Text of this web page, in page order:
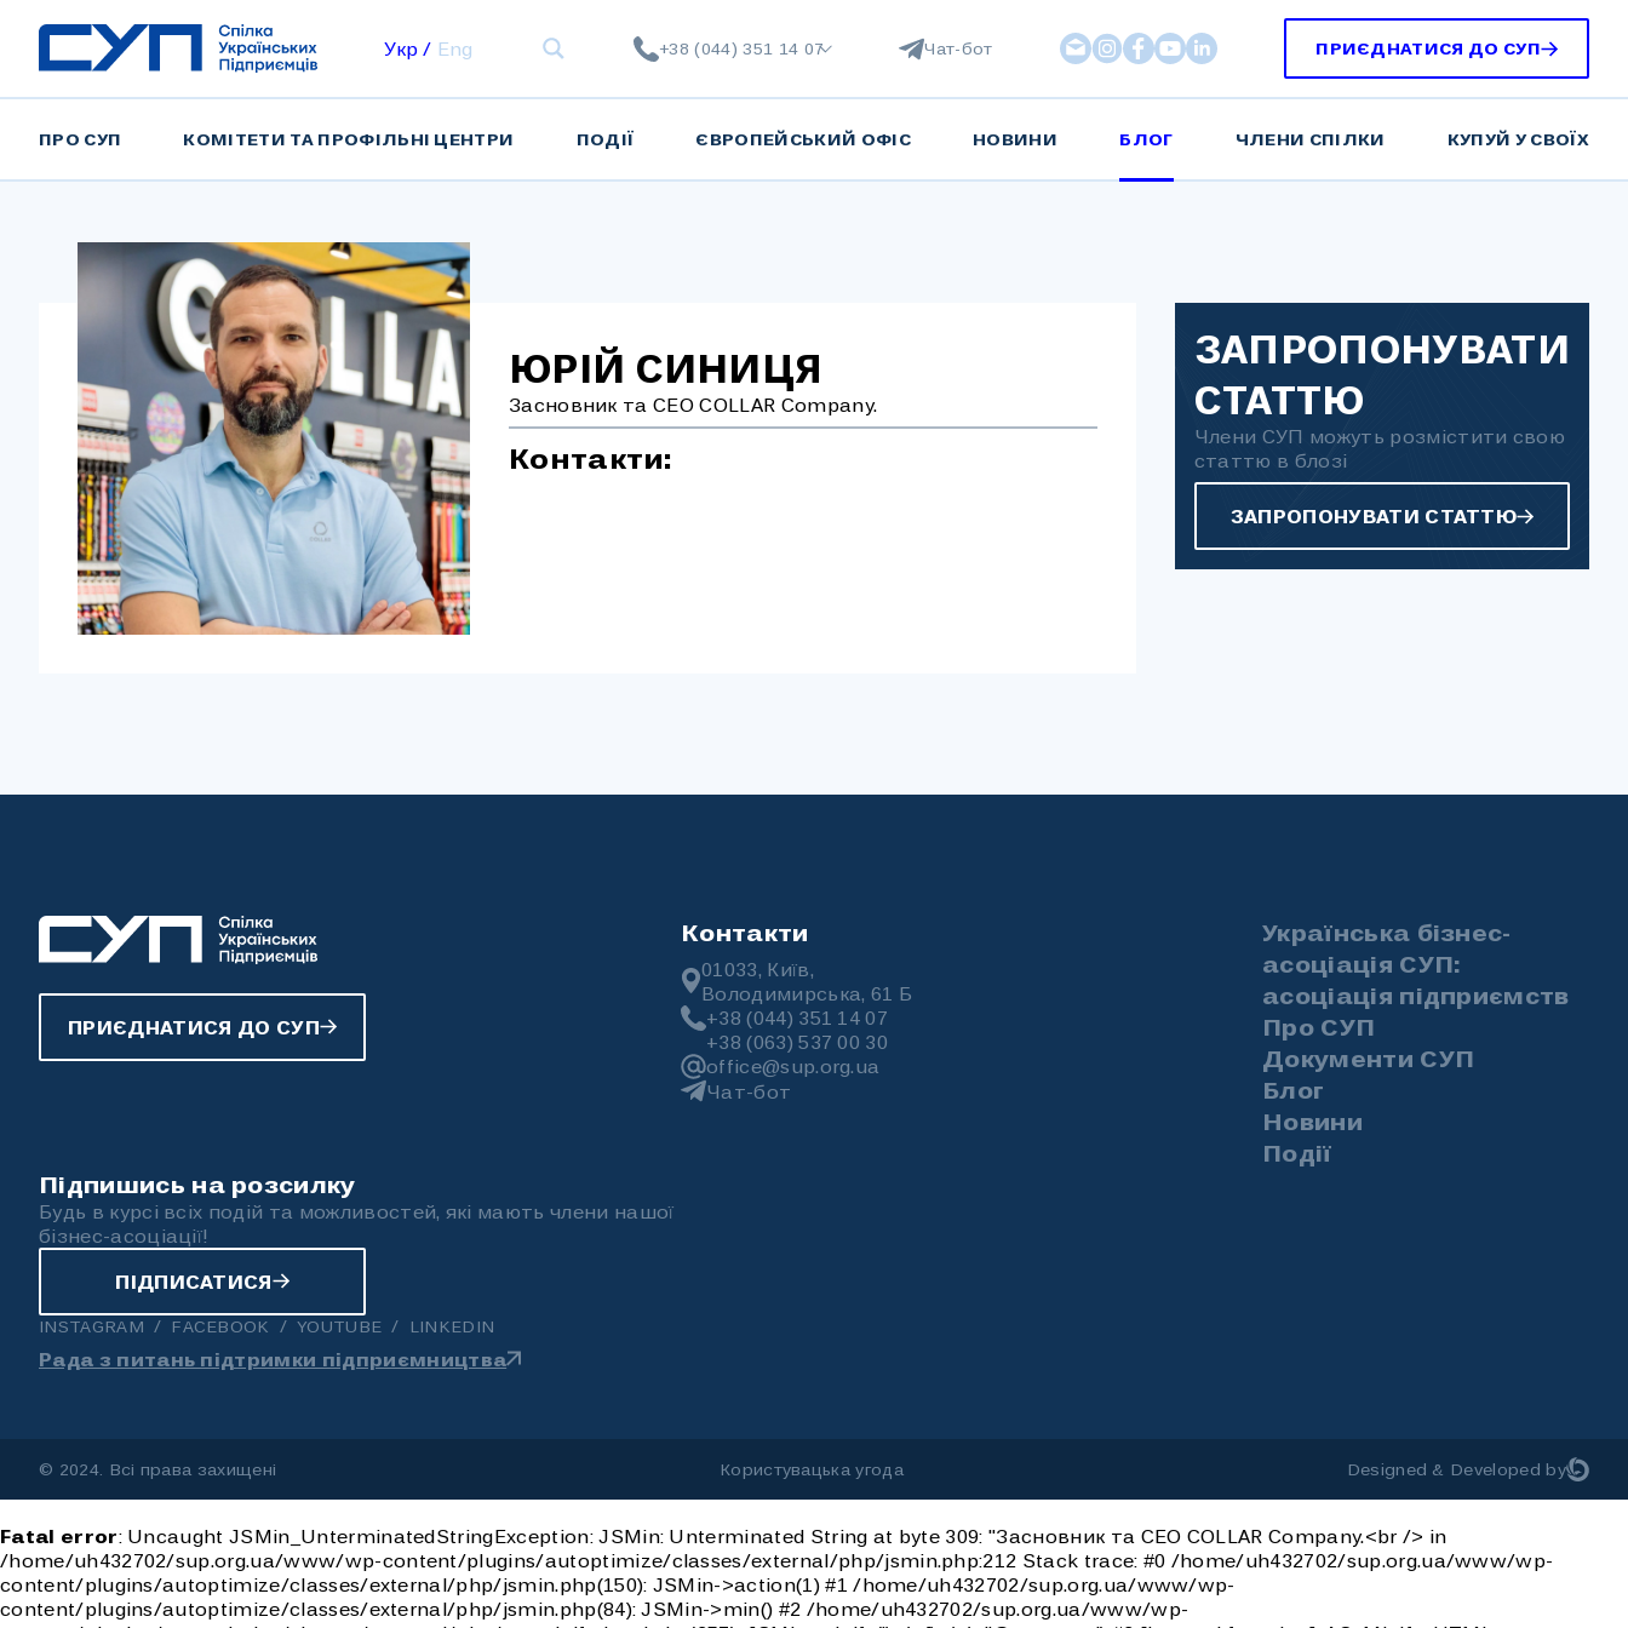
Укр Eng +38 (044) 351 14 07 Чат-бот ПРИЄДНАТИСЯ ДО СУП
ПРО СУП КОМІТЕТИ ТА ПРОФІЛЬНІ ЦЕНТРИ ПОДІЇ ЄВРОПЕЙСЬКИЙ ОФІС НОВИНИ БЛОГ ЧЛЕНИ СПІЛКИ КУПУЙ У СВОЇХ
ЮРІЙ СИНИЦЯ
Засновник та СЕО COLLAR Company.
Контакти:
ЗАПРОПОНУВАТИ
СТАТТЮ
Члени СУП можуть розмістити свою
статтю в блозі
ЗАПРОПОНУВАТИ СТАТТЮ
ПРИЄДНАТИСЯ ДО СУП
Контакти
01033, Київ,
Володимирська, 61 Б
+38 (044) 351 14 07
+38 (063) 537 00 30
office@sup.org.ua
Чат-бот
Українська бізнес-
асоціація СУП:
асоціація підприємств
Про СУП
Документи СУП
Блог
Новини
Події
Підпишись на розсилку
Будь в курсі всіх подій та можливостей, які мають члени нашої
бізнес-асоціації!
ПІДПИСАТИСЯ
INSTAGRAM FACEBOOK YOUTUBE LINKEDIN
Рада з питань підтримки підприємництва
© 2024. Всі права захищені Користувацька угода Designed & Developed by
Fatal error: Uncaught JSMin_UnterminatedStringException: JSMin: Unterminated String at byte 309: "Засновник та СЕО COLLAR Company.<br /> in
/home/uh432702/sup.org.ua/www/wp-content/plugins/autoptimize/classes/external/php/jsmin.php:212 Stack trace: #0 /home/uh432702/sup.org.ua/www/wp-
content/plugins/autoptimize/classes/external/php/jsmin.php(150): JSMin->action(1) #1 /home/uh432702/sup.org.ua/www/wp-
content/plugins/autoptimize/classes/external/php/jsmin.php(84): JSMin->min() #2 /home/uh432702/sup.org.ua/www/wp-